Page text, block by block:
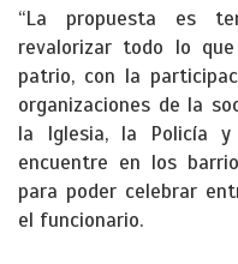
“La propuesta es
revalorizar todo lo
patrio, con la
organizaciones de la
la Iglesia, la Policía
encuentre en los
para poder celebrar
el funcionario.